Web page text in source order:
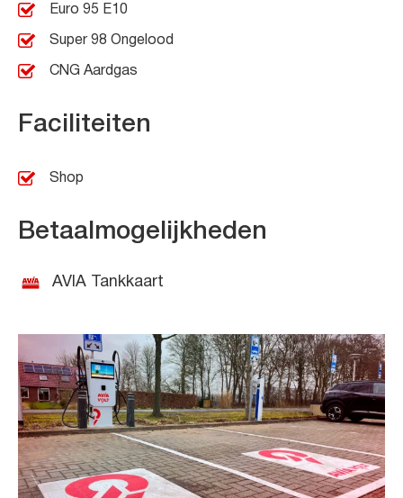
Euro 95 E10
Super 98 Ongelood
CNG Aardgas
Faciliteiten
Shop
Betaalmogelijkheden
AVIA Tankkaart